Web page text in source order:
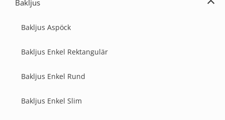
Bakljus
Bakljus Aspöck
Bakljus Enkel Rektangulär
Bakljus Enkel Rund
Bakljus Enkel Slim